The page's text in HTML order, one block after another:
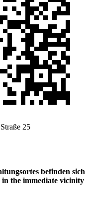
25
befinden sich
the immediate vicinity